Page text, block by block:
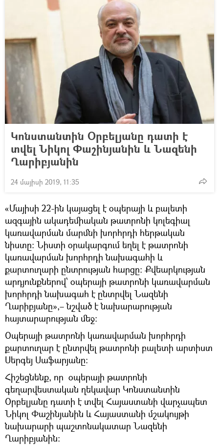
Կոնստանտին Օրբելյանը դատի է
տվել Նիկոլ Փաշինյանին և Նազենի
Ղարիբյանին
24 մայիսի 2019, 11:35
«Մայիսի 22-ին կայացել է օպերայի և բալետի
ազգային ակադեմիական թատրոնի կոլեգիալ
կառավարման մարմնի խորհրդի հերթական
նիստը։ Նիստի օրակարգում եղել է թատրոնի
կառավարման խորհրդի նախագահի և
քարտուղարի ընտրության հարցը։ Քվեարկության
արդյունքներով՝ օպերայի թատրոնի կառավարման
խորհրդի նախագահ է ընտրվել Նազենի
Ղարիբյանը»,– նշված է նախարարության
հայտարարության մեջ։
Օպերայի թատրոնի կառավարման խորհրդի
քարտուղար է ընտրվել թատրոնի բալետի արտիստ
Սերգեյ Սաֆարյանը։
Հիշեցնենք, որ օպերայի թատրոնի
գեղարվեստական ղեկավար Կոնստանտին
Օրբելյանը դատի է տվել Հայաստանի վարչապետ
Նիկոլ Փաշինյանին և Հայաստանի մշակույթի
նախարարի պաշտոնակատար Նազենի
Ղարիբյանին։